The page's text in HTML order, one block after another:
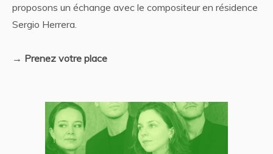
proposons un échange avec le compositeur en résidence
Sergio Herrera.
→ Prenez votre place